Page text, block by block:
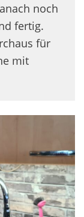
noch
fertig.
für
mit